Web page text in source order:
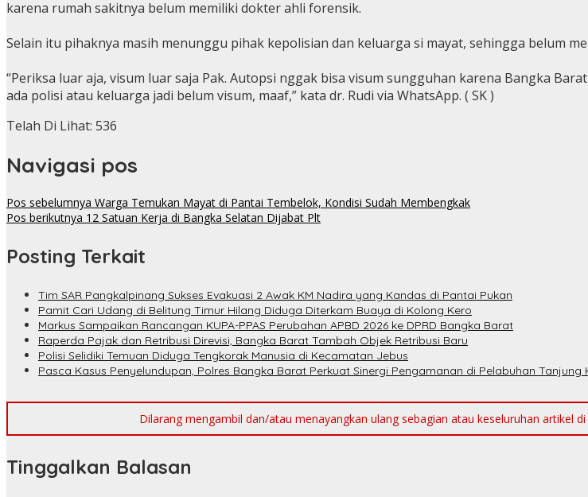
karena rumah sakitnya belum memiliki dokter ahli forensik.
Selain itu pihaknya masih menunggu pihak kepolisian dan keluarga si mayat, sehingga belum
“Periksa luar aja, visum luar saja Pak. Autopsi nggak bisa visum sungguhan karena Bangka
ada polisi atau keluarga jadi belum visum, maaf,” kata dr. Rudi via WhatsApp. ( SK )
Telah Di Lihat: 536
Navigasi pos
Pos sebelumnya Warga Temukan Mayat di Pantai Tembelok, Kondisi Sudah Membengkak
Pos berikutnya 12 Satuan Kerja di Bangka Selatan Dijabat Plt
Posting Terkait
Tim SAR Pangkalpinang Sukses Evakuasi 2 Awak KM Nadira yang Kandas di Pantai Pukan
Pamit Cari Udang di Belitung Timur Hilang Diduga Diterkam Buaya di Kolong Kero
Markus Sampaikan Rancangan KUPA-PPAS Perubahan APBD 2026 ke DPRD Bangka Barat
Raperda Pajak dan Retribusi Direvisi, Bangka Barat Tambah Objek Retribusi Baru
Polisi Selidiki Temuan Diduga Tengkorak Manusia di Kecamatan Jebus
Pasca Kasus Penyelundupan, Polres Bangka Barat Perkuat Sinergi Pengamanan di Pelabuhan Tanjung
Dilarang mengambil dan/atau menayangkan ulang sebagian atau keseluruhan artikel
Tinggalkan Balasan